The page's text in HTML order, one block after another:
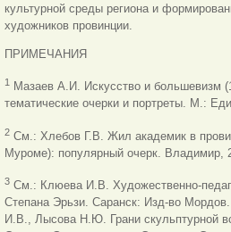
культурной среды региона и
художников провинции.
ПРИМЕЧАНИЯ
1
Мазаев А.И. Искусство и большевизм
тематические очерки и портреты. М.:
2 См.: Хлебов Г.В. Жил академик в
Муроме): популярный очерк. Владимир,
3 См.: Клюева И.В. Художественно-
Степана Эрьзи. Саранск: Изд-во
И.В., Лысова Н.Ю. Грани скульптурной